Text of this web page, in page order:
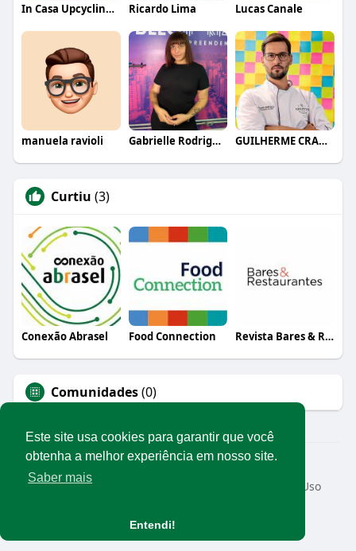
Este site usa cookies para garantir que você
obtenha a melhor experiência em nosso site.
Saber mais
Entendi!
In Casa Upcycling Bar Ricardo Lima Lucas Canale
manuela ravioli Gabrielle Rodrigues GUILHERME CRAMER BALLE
Curtiu (3)
Conexão Abrasel Food Connection Revista Bares & Restaurantes
Comunidades(0)
© 2026 Rede Abrasel
Início
Sobre
Termos de Uso